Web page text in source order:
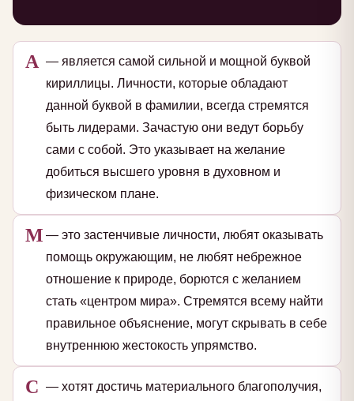
А — является самой сильной и мощной буквой
кириллицы. Личности, которые обладают
данной буквой в фамилии, всегда стремятся
быть лидерами. Зачастую они ведут борьбу
сами с собой. Это указывает на желание
добиться высшего уровня в духовном и
физическом плане.
М — это застенчивые личности, любят оказывать
помощь окружающим, не любят небрежное
отношение к природе, борются с желанием
стать «центром мира». Стремятся всему найти
правильное объяснение, могут скрывать в себе
внутреннюю жестокость упрямство.
С — хотят достичь материального благополучия,